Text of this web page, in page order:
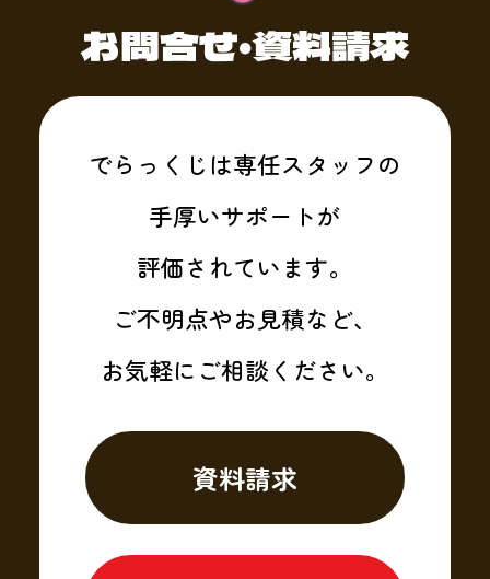
お問合せ・資料請求
でらっくじは専任スタッフの
手厚いサポートが
評価されています。
ご不明点やお見積など、
お気軽にご相談ください。
資料請求